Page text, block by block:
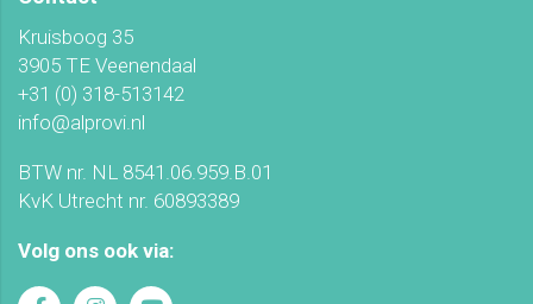
Kruisboog 35
3905 TE Veenendaal
+31 (0) 318-513142
info@alprovi.nl
BTW nr. NL 8541.06.959.B.01
KvK Utrecht nr. 60893389
Volg ons ook via: